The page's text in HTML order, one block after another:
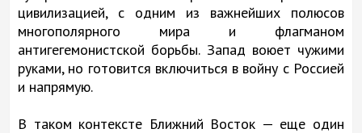
цивилизацией, с одним из важнейших полюсов
многополярного мира и флагманом
антигегемонистской борьбы. Запад воюет чужими
руками, но готовится включиться в войну с Россией
и напрямую.
В таком контексте Ближний Восток — еще один